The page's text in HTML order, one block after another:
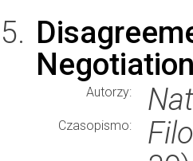
Autorzy:
Czasopismo: